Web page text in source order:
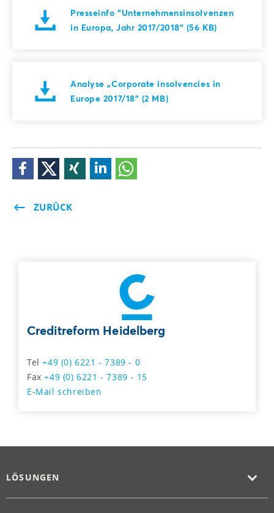
Presseinfo "Unternehmensinsolvenzen
in Europa, Jahr 2017/2018" (56 KB)
Analyse „Corporate insolvencies in
Europe 2017/18" (2 MB)
ZURÜCK
Creditreform Heidelberg
Tel+49 (0) 6221 - 7389 - 0
Fax+49 (0) 6221 - 7389 - 15
E-Mail schreiben
LÖSUNGEN